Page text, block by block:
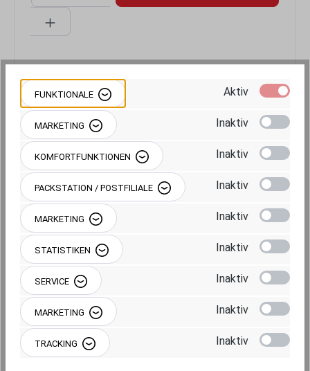
Produktnummer:RAM-B-166-SAM59U
Produktkatalog:Samsung Solutions Catalog EN
Buyers Guide (Produktleitfaden)
Video:Samsung Film
Beschreibung
Produktgalerie überspringen
Einzelkomponenten
FUNKTIONALE Aktiv
MARKETING Inaktiv
KOMFORTFUNKTIONEN Inaktiv
PACKSTATION / POSTFILIALE Inaktiv
MARKETING Inaktiv
STATISTIKEN Inaktiv
SERVICE Inaktiv
MARKETING Inaktiv
TRACKING Inaktiv